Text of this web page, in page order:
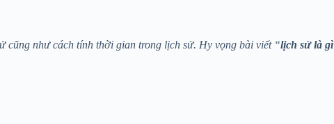
cũng như cách tính thời gian trong lịch sử. Hy vọng bài viết “lịch sử là gì